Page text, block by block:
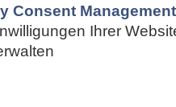
Consent
Ihrer